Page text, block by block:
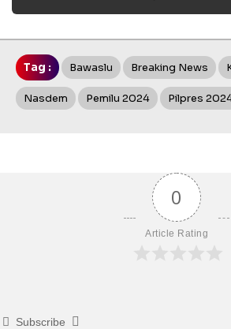
Tag : Bawaslu Breaking News
Nasdem Pemilu 2024 Pilpres
0
Article Rating
Subscribe